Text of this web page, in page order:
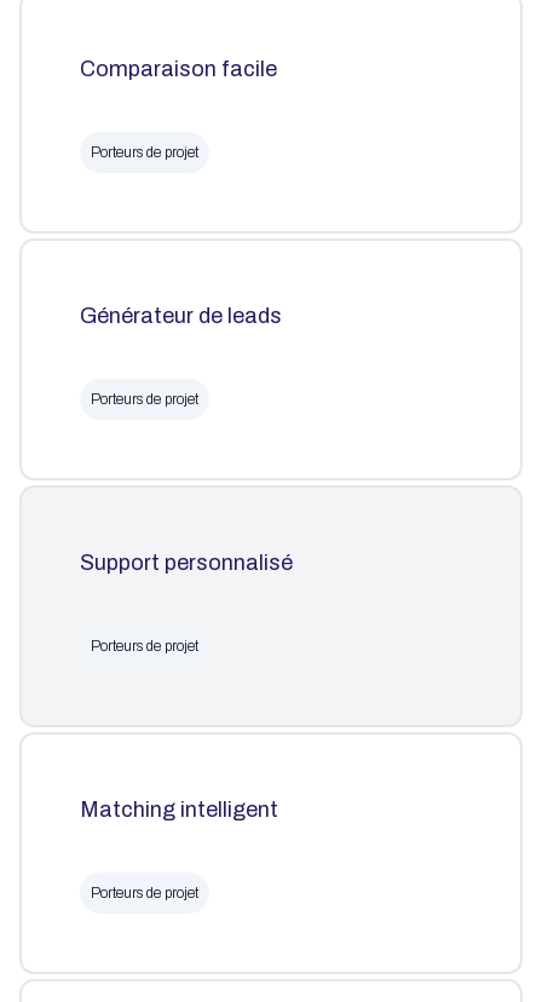
Comparaison facile
Porteurs de projet
Générateur de leads
Porteurs de projet
Support personnalisé
Porteurs de projet
Matching intelligent
Porteurs de projet